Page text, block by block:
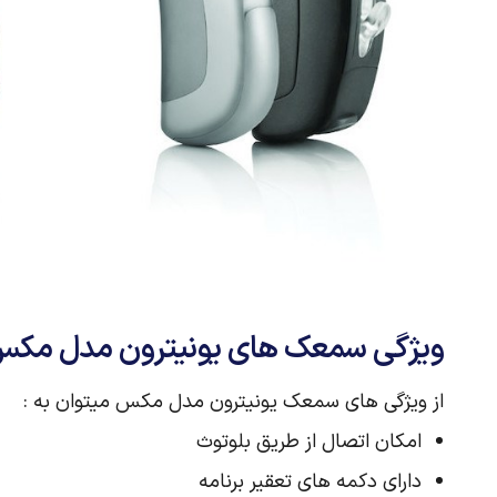
ویژگی سمعک های یونیترون مدل
از ویژگی های سمعک یونیترون مدل مکس میتوان به :
امکان اتصال از طریق بلوتوث
دارای دکمه های تعقیر برنامه